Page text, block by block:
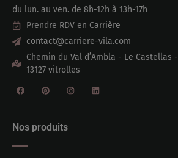
du lun. au ven. de 8h-12h à 13h-17h
Prendre RDV en Carrière
contact@carriere-vila.com
Chemin du Val d’Ambla - Le Castellas -
13127 vitrolles
Nos produits